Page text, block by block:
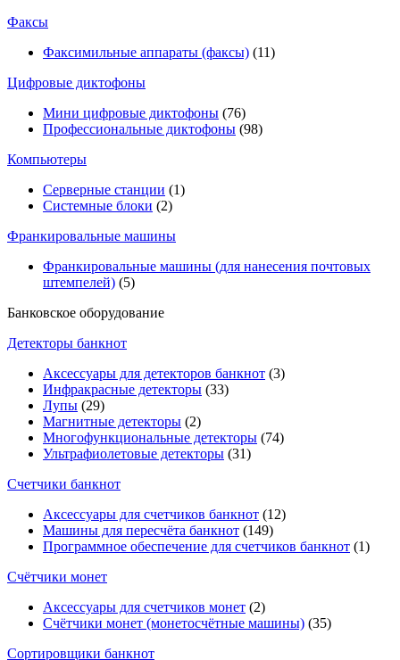
Факсы
Факсимильные аппараты (факсы) (11)
Цифровые диктофоны
Мини цифровые диктофоны (76)
Профессиональные диктофоны (98)
Компьютеры
Серверные станции (1)
Системные блоки (2)
Франкировальные машины
Франкировальные машины (для нанесения почтовых
штемпелей) (5)
Банковское оборудование
Детекторы банкнот
Аксессуары для детекторов банкнот (3)
Инфракрасные детекторы (33)
Лупы (29)
Магнитные детекторы (2)
Многофункциональные детекторы (74)
Ультрафиолетовые детекторы (31)
Счетчики банкнот
Аксессуары для счетчиков банкнот (12)
Машины для пересчёта банкнот (149)
Программное обеспечение для счетчиков банкнот (1)
Счётчики монет
Аксессуары для счетчиков монет (2)
Счётчики монет (монетосчётные машины) (35)
Cортировщики банкнот